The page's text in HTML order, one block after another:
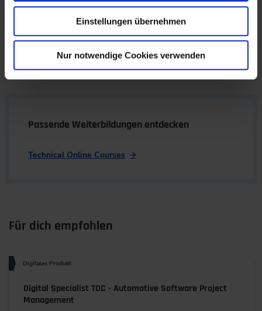
Einstellungen übernehmen
Nur notwendige Cookies verwenden
Software-Kenntnisse sind demnach essenziell, wenn
etablieren wollen.
Passende Weiterbildungen entdecken
Technical Online Courses
Für dich empfohlen
Digitales Produkt
Digital Specialist TOC - Automotive Software Project
Management